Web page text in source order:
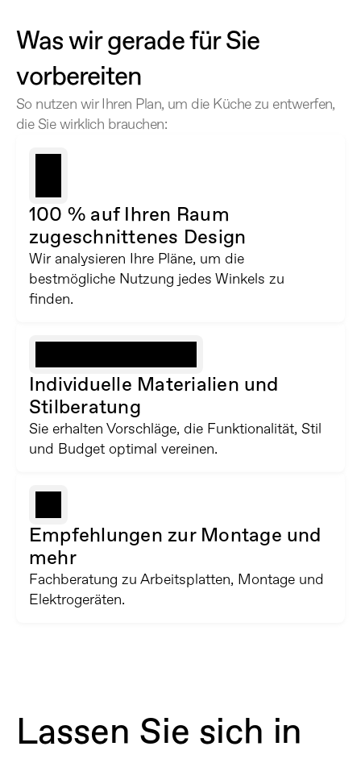
Was wir gerade für Sie
vorbereiten
So nutzen wir Ihren Plan, um die Küche zu entwerfen,
die Sie wirklich brauchen:
100 % auf Ihren Raum
zugeschnittenes Design
Wir analysieren Ihre Pläne, um die
bestmögliche Nutzung jedes Winkels zu
finden.
Individuelle Materialien und
Stilberatung
Sie erhalten Vorschläge, die Funktionalität, Stil
und Budget optimal vereinen.
Empfehlungen zur Montage und
mehr
Fachberatung zu Arbeitsplatten, Montage und
Elektrogeräten.
Lassen Sie sich in